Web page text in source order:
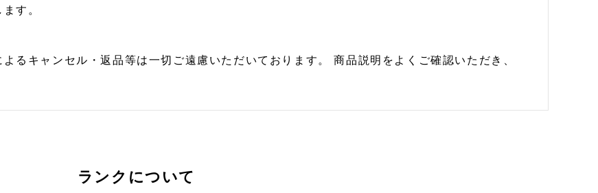
す。
るキャンセル・返品等は一切ご遠慮いただいております。 商品説明をよくご確認いただき、
ランクについて